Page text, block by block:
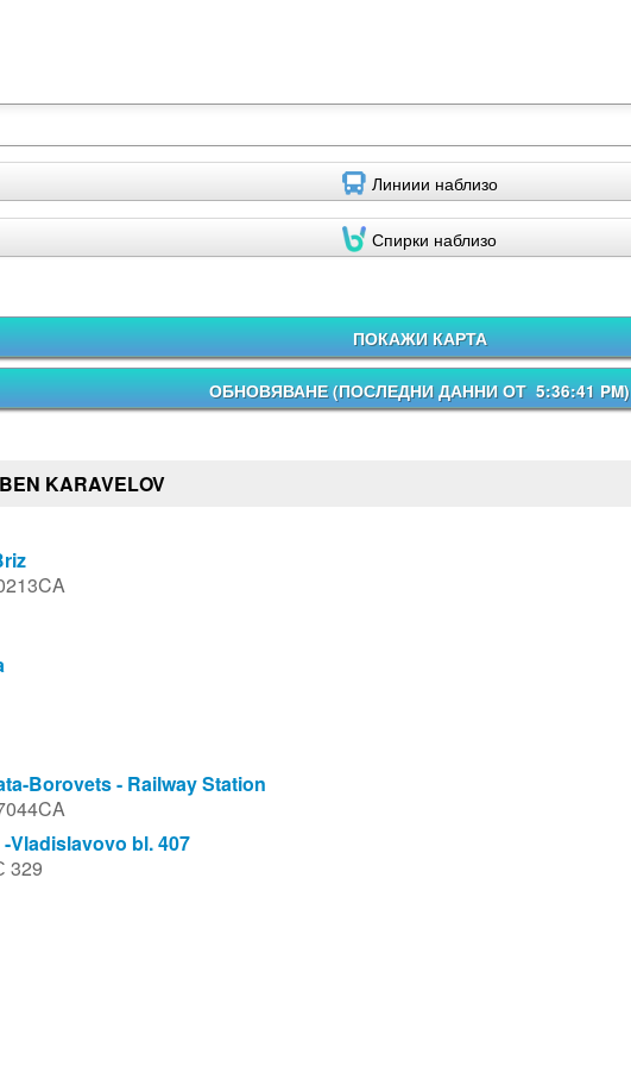
Линиии наблизо
Спирки наблизо
ПОКАЖИ КАРТА
ОБНОВЯВАНЕ (ПОСЛЕДНИ ДАННИ ОТ 5:36:41 PM)
KARAVELOV
Borovets - Railway Station
bl. 407
329